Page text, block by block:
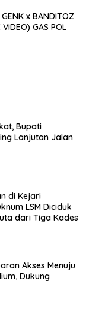
x BANDITOZ
VIDEO) GAS POL
Bupati
Lanjutan Jalan
di Kejari
LSM Diciduk
dari Tiga Kades
Akses Menuju
Dukung